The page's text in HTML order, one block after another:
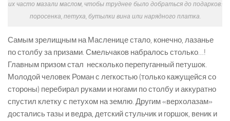
их часто мазали маслом, чтобы труднее было добраться до подарков:
поросенка, петуха, бутылки вина или нарядного платка.
Самым зрелищным на Масленице стало, конечно, лазанье
по столбу за призами. Смельчаков набралось столько…!
Главным призом стал несколько перепуганный петушок.
Молодой человек Роман с легкостью (только кажущейся со
стороны) перебирал руками и ногами по столбу и аккуратно
спустил клетку с петухом на землю. Другим «верхолазам»
достались тазы и ведра, детский стульчик и горшок, веник и